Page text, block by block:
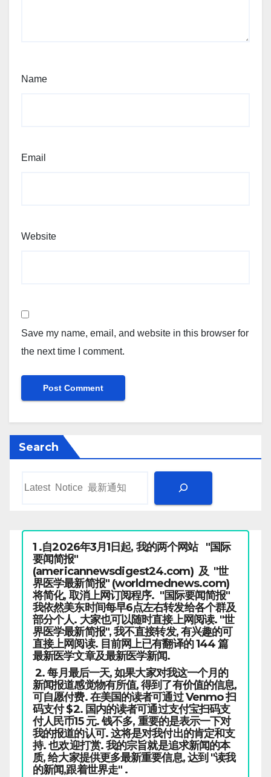
Name
Email
Website
Save my name, email, and website in this browser for
the next time I comment.
Search
1 .自2026年3月1日起, 我的两个网站 "国际
要闻简报"
(americannewsdigest24.com) 及 "世
界医学最新简报" (worldmednews.com)
将简化, 取消上网订阅程序. "国际要闻简报"
我依然美东时间每早6点左右转发给各个群及
部分个人. 大家也可以随时直接上网阅读. "世
界医学最新简报", 我不直接转发, 有兴趣的可
直接上网阅读. 目前网上已有翻译的 144 篇
最新医学文章及最新医学新闻.
2. 每月最后一天, 如果大家对我这一个月的
新闻报道感觉物有所值, 得到了有价值的信息,
可自愿付费. 在美国的读者可通过 Venmo 扫
码支付 $2. 国内的读者可通过支付宝扫码支
付人民币15 元. 钱不多, 重要的是表示一下对
我的报道的认可. 这将是对我付出的肯定和支
持. 也欢迎打赏. 我的宗旨就是追求新闻的本
质, 给大家提供更多最新重要信息, 达到 "读我
的新闻,跟着世界走" .